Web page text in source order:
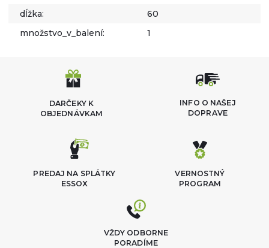
dĺžka:
60
množstvo_v_balení:
1
DARČEKY K
OBJEDNÁVKAM
INFO O NAŠEJ
DOPRAVE
VERNOSTNÝ
PROGRAM
PREDAJ NA SPLÁTKY
ESSOX
VŽDY ODBORNE
PORADÍME